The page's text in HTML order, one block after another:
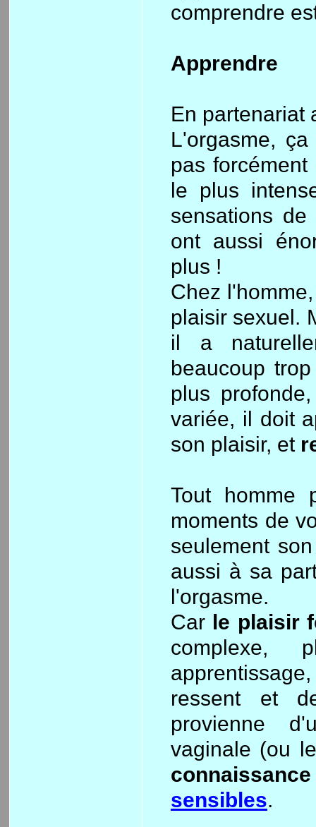
comprendre
Apprendre
En partenariat
L'orgasme,
pas
le plus
sensations
ont aussi
plus !
Chez
plaisir sexuel.
il a
beaucoup
plus
variée, il doit
son plaisir, et
Tout homme
moments de
seulement
aussi à sa
l'orgasme.
Car le plaisir
complexe,
ressent et
provienne
vaginale (ou
sensibles.